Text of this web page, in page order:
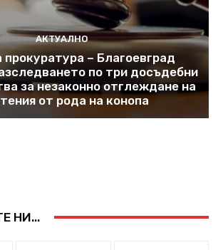
АКТУАЛНО
прокуратура – Благоевград
по три досъдебни
за незаконно отглеждане на
от рода на конопа
НИ...